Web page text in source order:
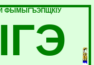
ФЫМЫГЪЭПЩКIУ